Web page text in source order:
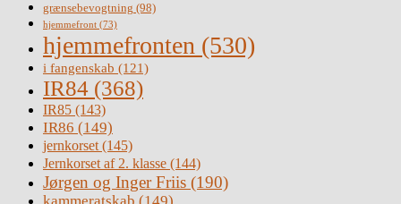
grænsebevogtning (98)
hjemmefront (73)
hjemmefronten (530)
i fangenskab (121)
IR84 (368)
IR85 (143)
IR86 (149)
jernkorset(145)
Jernkorset af 2. klasse (144)
Jørgen og Inger Friis (190)